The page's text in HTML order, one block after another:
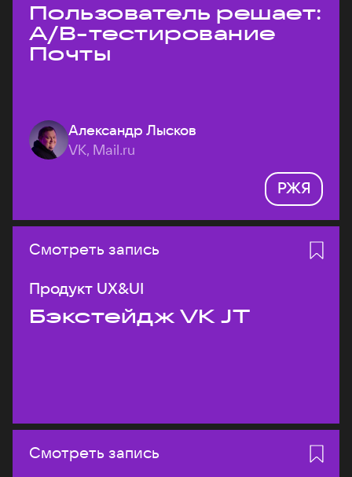
Пользователь решает:
A/B-тестирование
Почты
Александр Лысков
VK, Mail.ru
РЖЯ
Смотреть запись
Продукт UX&UI
Бэкстейдж VK JT
Смотреть запись